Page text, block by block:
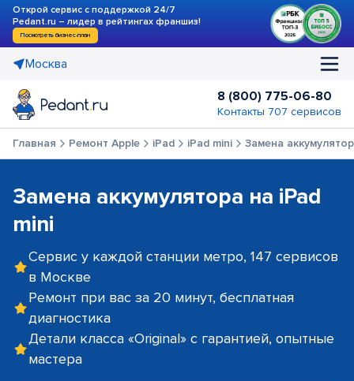
Открой сервис с поддержкой 24/7
Pedant.ru – лидер в рейтингах франшиз!
Посмотреть бизнес-план
Москва
8 (800) 775-06-80
Контакты 707 сервисов
Главная Ремонт Apple iPad iPad mini Замена
Замена аккумулятора на iPad
mini
Сервис у каждой станции метро, 147 сервисов
в Москве
Ремонт при вас за 20 минут, бесплатная
диагностика
Детали класса «Original» с гарантией, опытные
мастера